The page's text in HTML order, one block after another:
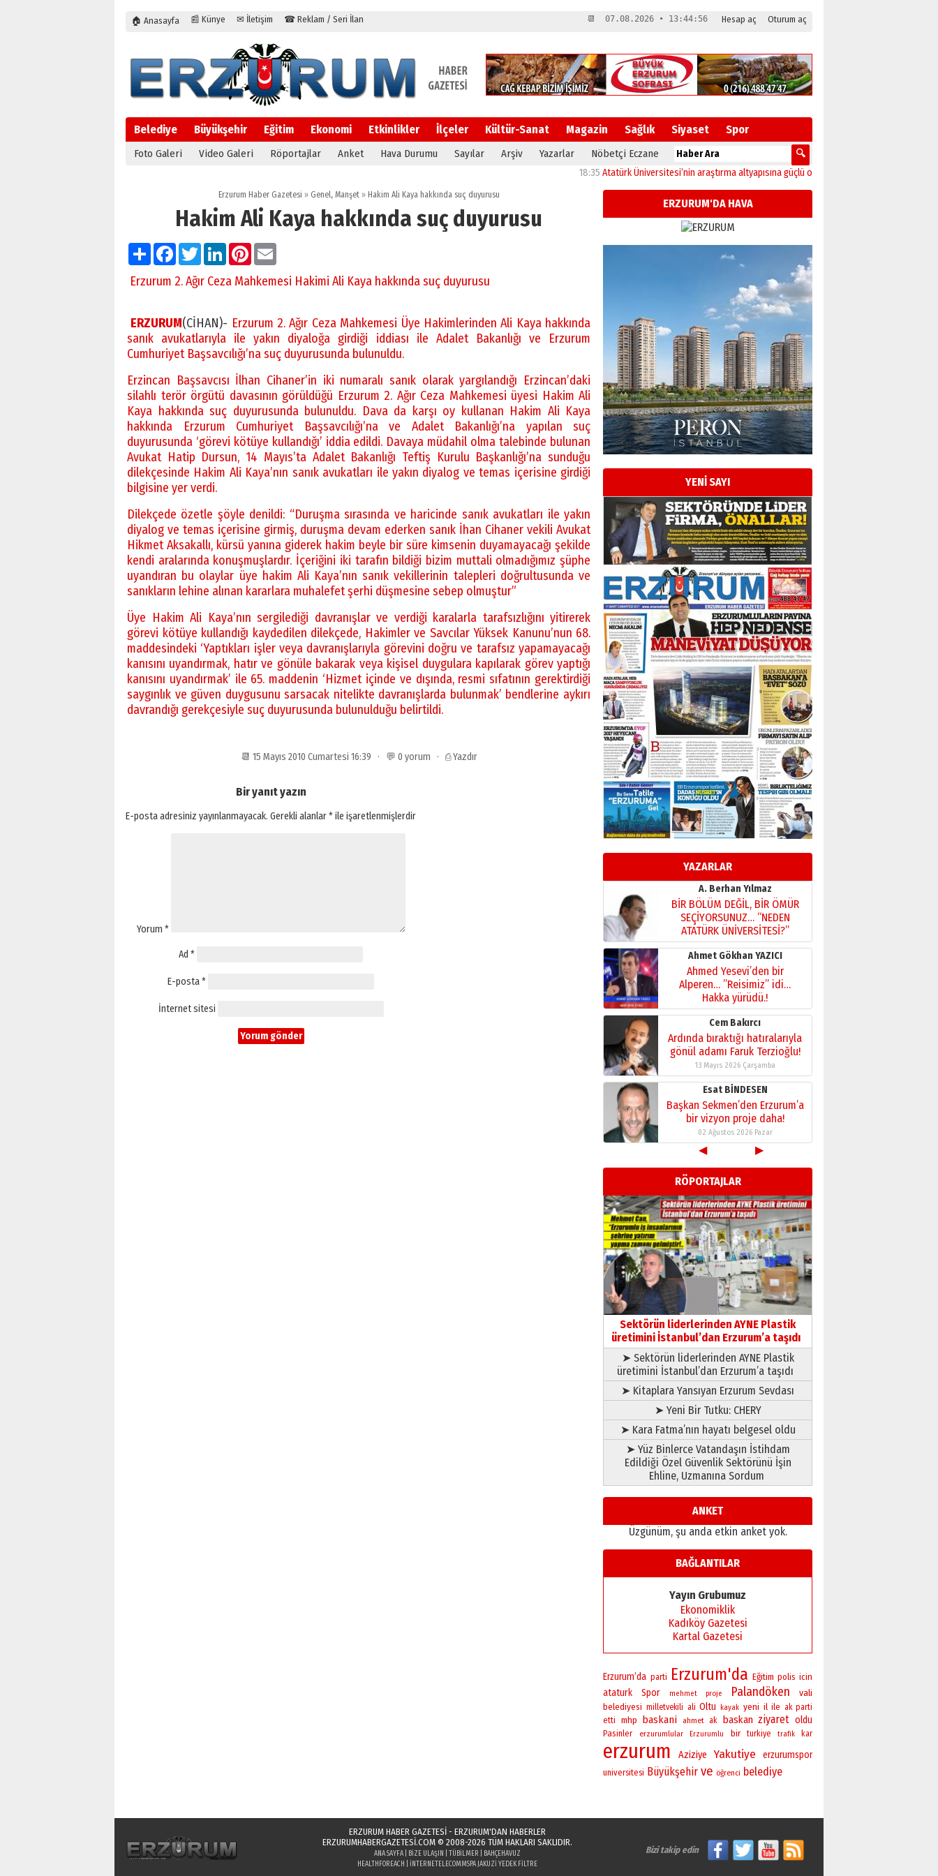
🏠 Anasayfa 📰 Künye ✉ İletişim ☎ Reklam / Seri İlan Hesap aç Oturum aç
📆 07.08.2026 • 13:44:57
Belediye Büyükşehir Eğitim Ekonomi Etkinlikler İlçeler Kültür-Sanat Magazin Sağlık Siyaset Spor
Foto Galeri Video Galeri Röportajlar Anket Hava Durumu Sayılar Arşiv Yazarlar Nöbetçi Eczane
Atatürk Üniversitesi’nin araştırma altyapısına güçlü onay 12:04
Erzurum Haber Gazetesi » Genel, Manşet »Hakim Ali Kaya hakkında suç duyurusu
Hakim Ali Kaya hakkında suç duyurusu
PaylaşFacebook
TwitterLinkedInPinterest
Erzurum 2. Ağır Ceza Mahkemesi Hakimi Ali Kaya hakkında suç duyurusu
ERZURUM(CİHAN)- Erzurum 2. Ağır Ceza Mahkemesi Üye Hakimlerinden Ali Kaya hakkında
sanık avukatlarıyla ile yakın diyaloğa girdiği iddiası ile Adalet Bakanlığı ve Erzurum
Cumhuriyet Başsavcılığı’na suç duyurusunda bulunuldu.
Erzincan Başsavcısı İlhan Cihaner’in iki numaralı sanık olarak yargılandığı Erzincan’daki
silahlı terör örgütü davasının görüldüğü Erzurum 2. Ağır Ceza Mahkemesi üyesi Hakim Ali
Kaya hakkında suç duyurusunda bulunuldu. Dava da karşı oy kullanan Hakim Ali Kaya
hakkında Erzurum Cumhuriyet Başsavcılığı’na ve Adalet Bakanlığı’na yapılan suç
duyurusunda ‘görevi kötüye kullandığı’ iddia edildi. Davaya müdahil olma talebinde bulunan
Avukat Hatip Dursun, 14 Mayıs’ta Adalet Bakanlığı Teftiş Kurulu Başkanlığı’na sunduğu
dilekçesinde Hakim Ali Kaya’nın sanık avukatları ile yakın diyalog ve temas içerisine girdiği
bilgisine yer verdi.
Dilekçede özetle şöyle denildi: “Duruşma sırasında ve haricinde sanık avukatları ile yakın
diyalog ve temas içerisine girmiş, duruşma devam ederken sanık İhan Cihaner vekili Avukat
Hikmet Aksakallı, kürsü yanına giderek hakim beyle bir süre kimsenin duyamayacağı şekilde
kendi aralarında konuşmuşlardır. İçeriğini iki tarafın bildiği bizim muttali olmadığımız şüphe
uyandıran bu olaylar üye hakim Ali Kaya’nın sanık vekillerinin talepleri doğrultusunda ve
sanıkların lehine alınan kararlara muhalefet şerhi düşmesine sebep olmuştur”
Üye Hakim Ali Kaya’nın sergilediği davranışlar ve verdiği karalarla tarafsızlığını yitirerek
görevi kötüye kullandığı kaydedilen dilekçede, Hakimler ve Savcılar Yüksek Kanunu’nun 68.
maddesindeki ‘Yaptıkları işler veya davranışlarıyla görevini doğru ve tarafsız yapamayacağı
kanısını uyandırmak, hatır ve gönüle bakarak veya kişisel duygulara kapılarak görev yaptığı
kanısını uyandırmak’ ile 65. maddenin ‘Hizmet içinde ve dışında, resmi sıfatının gerektirdiği
saygınlık ve güven duygusunu sarsacak nitelikte davranışlarda bulunmak’ bendlerine aykırı
davrandığı gerekçesiyle suç duyurusunda bulunulduğu belirtildi.
📆 15 Mayıs 2010 Cumartesi 16:39 · 💬 0 yorum · ⎙ Yazdır
Bir yanıt yazın
E-posta adresiniz yayınlanmayacak. Gerekli alanlar*ile işaretlenmişlerdir
Yorum *
Ad *
E-posta*
İnternet sitesi
ERZURUM'DA HAVA
YENİ SAYI
YAZARLAR
Esat BİNDESEN
Başkan Sekmen’den Erzurum’a
bir vizyon proje daha!
02 Ağustos 2026 Pazar
Kadir SABUNCUOĞLU
Erzurumspor’un köşe taşları
29 Haziran 2026 Pazartesi
Kenan GÜLERCİ
Murat Şahsuvaroğlu ERKON’da
çıtayı yukarı taşırken,
yönetimdekiler aşağı
çekmemeli!
17 Şubat 2026 SalıOrhan BOZKURT
Bir fotoğraf, bir şehir, bir
gazeteci… Dizginler kimin
elinde?
A. Berhan Yılmaz
BİR BÖLÜM DEĞİL, BİR ÖMÜR
SEÇİYORSUNUZ… “NEDEN
ATATÜRK ÜNİVERSİTESİ?”
28 Temmuz 2026 Salı
Ahmet Gökhan YAZICI
Ahmed Yesevi’den bir
Alperen… ”Reisimiz” idi…
Hakka yürüdü.!
26 Mart 2026 Perşembe
Cem Bakırcı
Ardında bıraktığı hatıralarıyla
gönül adamı Faruk Terzioğlu!
13 Mayıs 2026 Çarşamba
Esat BİNDESEN
Başkan Sekmen’den Erzurum’a
bir vizyon proje daha!
02 Ağustos 2026 Pazar
Kadir SABUNCUOĞLU
Erzurumspor’un köşe taşları
29 Haziran 2026 Pazartesi
Kenan GÜLERCİ
Murat Şahsuvaroğlu ERKON’da
çıtayı yukarı taşırken,
yönetimdekiler aşağı
çekmemeli!
17 Şubat 2026 SalıOrhan BOZKURT
Bir fotoğraf, bir şehir, bir
gazeteci… Dizginler kimin
elinde?
31 Mart 2026 Salı
A. Berhan Yılmaz
BİR BÖLÜM DEĞİL, BİR ÖMÜR
SEÇİYORSUNUZ… “NEDEN
ATATÜRK ÜNİVERSİTESİ?”
28 Temmuz 2026 Salı
Ahmet Gökhan YAZICI
Ahmed Yesevi’den bir
Alperen… ”Reisimiz” idi…
Hakka yürüdü.!
26 Mart 2026 Perşembe
Ardında bıraktığı hatıralarıyla
13 Mayıs 2026 Çarşamba
Esat BİNDESEN
Başkan Sekmen’den Erzurum’a
bir vizyon proje daha!
02 Ağustos 2026 Pazar
◀ ▶
RÖPORTAJLAR
Sektörün liderlerinden AYNE Plastik
üretimini İstanbul’dan Erzurum’a taşıdı
➤ Sektörün liderlerinden AYNE Plastik
üretimini İstanbul’dan Erzurum’a taşıdı
➤ Kitaplara Yansıyan Erzurum Sevdası
➤ Yeni Bir Tutku: CHERY
➤ Kara Fatma’nın hayatı belgesel oldu
➤ Yüz Binlerce Vatandaşın İstihdam
Edildiği Özel Güvenlik Sektörünü İşin
Ehline, Uzmanına Sordum
ANKET
Üzgünüm, şu anda etkin anket yok.
BAĞLANTILAR
Yayın Grubumuz
Ekonomiklik
Kadıköy Gazetesi
Kartal Gazetesi
Erzurum’da parti Erzurum'da Eğitim polis icin
ataturk Spor mehmet proje Palandöken vali
belediyesi milletvekili ali Oltu kayak yeni il ile ak parti
etti
mhp baskani ahmet ak baskan ziyaret oldu
Pasinler erzurumlular Erzurumlu bir turkiye trafik kar
erzurum Aziziye Yakutiye erzurumspor
universitesi Büyükşehir ve öğrenci belediye
ERZURUM HABER GAZETESİ - ERZURUM'DAN HABERLER
ERZURUMHABERGAZETESI.COM© 2008-2026 TÜM HAKLARI SAKLIDIR.
ANA SAYFA| BIZE ULAŞIN TÜBILMER
BAHÇEHAVUZ
HEALTHFOREACH
INTERNETELECOMMSPA JAKUZI YEDEK FILTRE
Bizi takip edin